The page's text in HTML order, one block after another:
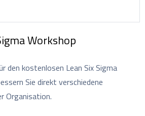
Workshop
den kostenlosen Lean Six Sigma
Sie direkt verschiedene
Organisation.